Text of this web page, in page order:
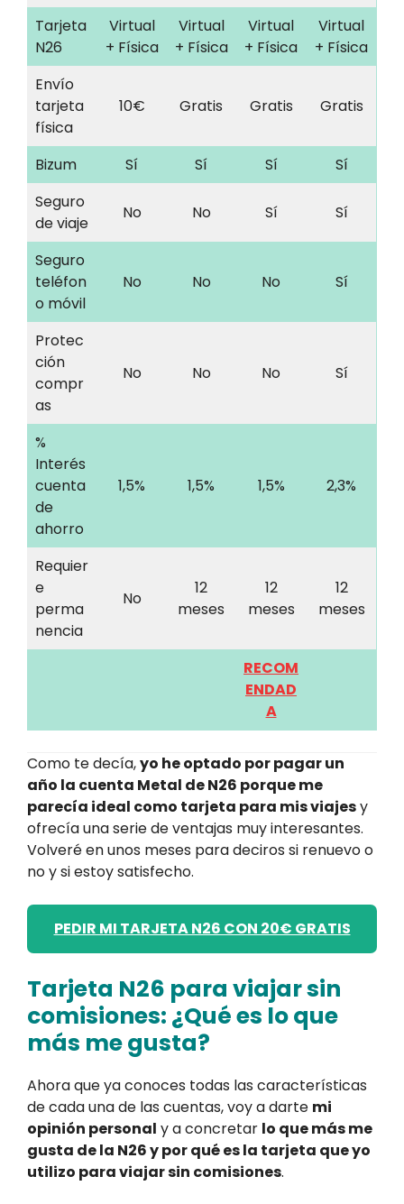
Tarjeta
N26
Virtual
+ Física
Virtual
+ Física
Virtual
+ Física
Virtual
+ Física
Envío
tarjeta
física
10€ Gratis Gratis Gratis
Bizum Sí Sí Sí
Sí
Seguro
de viaje
No No Sí Sí
Seguro
teléfon
o móvil
No No No Sí
Protec
ción
compr
as
No No No Sí
%
Interés
cuenta
de
ahorro
1,5% 1,5% 1,5% 2,3%
Requier
e
perma
nencia
No
12
meses
12
meses
12
meses
RECOM
ENDAD
A
Como te decía,yo he optado por pagar un
año la cuenta Metal de N26 porqueme
parecía ideal como tarjeta para mis viajesy
ofrecía una serie de ventajas muy interesantes.
Volveré en unos meses para deciros si renuevo o
no y si estoy satisfecho.
PEDIR MI TARJETA N26 CON 20€ GRATIS
Tarjeta N26 para viajar sin
comisiones: ¿Qué es lo que
más me gusta?
Ahora que ya conoces todas las características
de cada una de las cuentas, voy a darte mi
opinión personal y a concretar lo que más me
gusta de la N26 y por qué es la tarjeta que yo
utilizo para viajar sin comisiones.